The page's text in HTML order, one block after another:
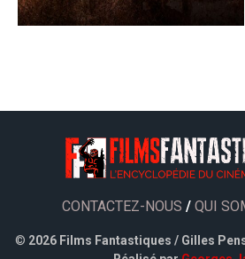
CONTACTEZ-NOUS / QUI
© 2026 Films Fantastiques / Gilles